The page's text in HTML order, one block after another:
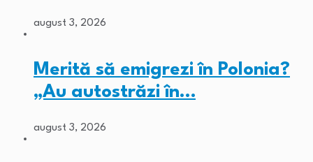
august 3, 2026
Merită să emigrezi în Polonia?
„Au autostrăzi în…
august 3, 2026